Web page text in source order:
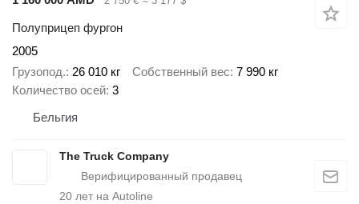
Полуприцеп фургон
2005
Грузопод. 26 010 кг Собственный вес 7 990 кг
Количество осей 3
Бельгия
The Truck Company
20 лет на Autoline